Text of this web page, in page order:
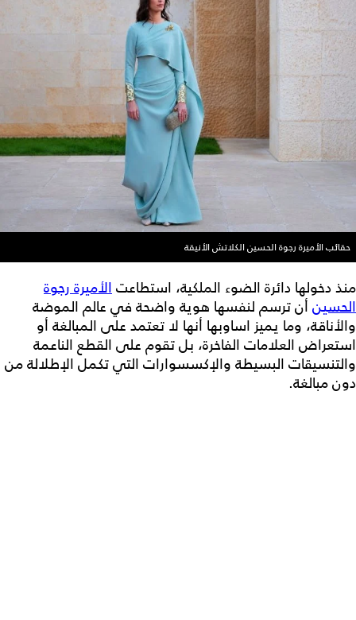
حقائب الأميرة رجوة الحسين الكلاتش الأنيقة
منذ دخولها دائرة الضوء الملكية، استطاعتالأميرة رجوة
الحسين أن ترسم لنفسها هوية واضحة في عالم الموضة
والأناقة، وما يميز اساوبها أنها لا تعتمد على المبالغة أو
استعراض العلامات الفاخرة، بل تقوم على القطع الناعمة
والتنسيقات البسيطة والإكسسوارات التي تكمل الإطلالة من
دون مبالغة.